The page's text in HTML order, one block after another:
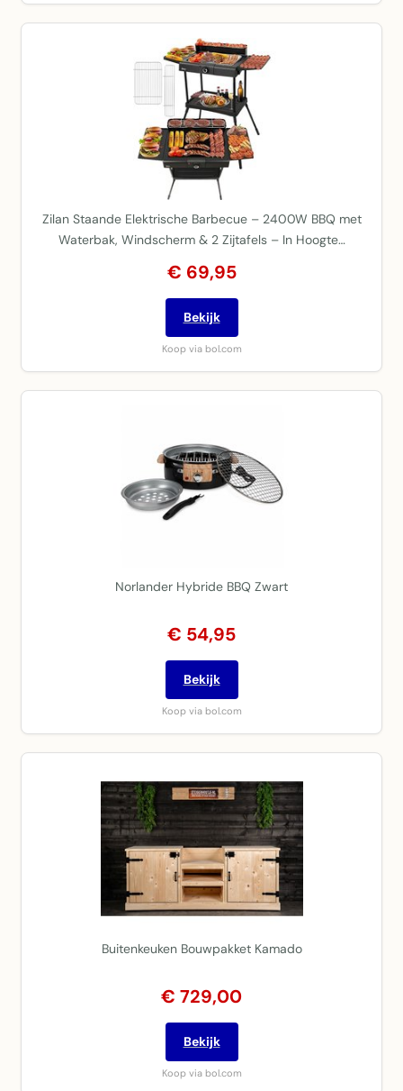
Zilan Staande Elektrische Barbecue – 2400W BBQ met
Waterbak, Windscherm & 2 Zijtafels – In Hoogte…
€ 69,95
Bekijk
Koop via bol.com
Norlander Hybride BBQ Zwart
€ 54,95
Bekijk
Koop via bol.com
Buitenkeuken Bouwpakket Kamado
€ 729,00
Bekijk
Koop via bol.com